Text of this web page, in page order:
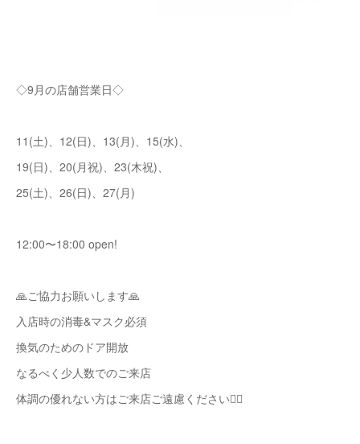
◇9月の店舗営業日◇
11(土)、12(日)、13(月)、15(水)、
19(日)、20(月祝)、23(木祝)、
25(土)、26(日)、27(月)
12:00〜18:00 open!
🙏⁡ご協力お願いします🙏
入店時の消毒&マスク必須
換気のためのドア開放
なるべく少人数でのご来店
体調の優れない方はご来店ご遠慮ください🙇‍♀️